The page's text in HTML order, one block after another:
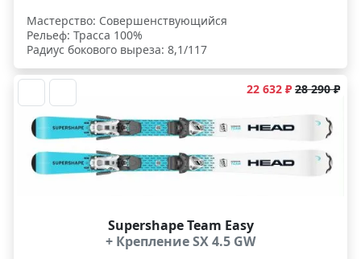
Мастерство: Совершенствующийся
Рельеф: Трасса 100%
Радиус бокового выреза: 8,1/117
22 632 ₽ 28 290 ₽
Supershape Team Easy
+ Крепление SX 4.5 GW